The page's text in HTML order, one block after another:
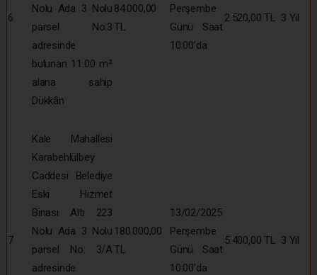
6
Nolu Ada 3 Nolu
parsel No:3
adresinde
bulunan 11.00 m²
alana sahip
Dükkân
84.000,00
TL
Perşembe
Günü Saat
10:00’da
2.520,00 TL 3 Yıl
7
Kale Mahallesi
Karabehlülbey
Caddesi Belediye
Eski Hizmet
Binası Altı 223
Nolu Ada 3 Nolu
parsel No: 3/A
adresinde
180.000,00
TL
13/02/2025
Perşembe
Günü Saat
10:00’da
5.400,00 TL 3 Yıl